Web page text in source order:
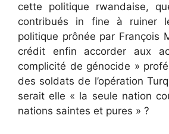
cette politique rwandaise,
contribués in fine à ruiner
politique prônée par François
crédit enfin accorder aux
complicité de génocide »
des soldats de l’opération
serait elle « la seule nation
nations saintes et pures » ?